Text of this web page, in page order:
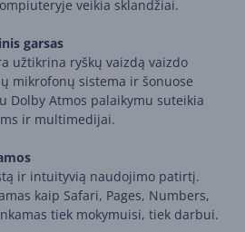
veikia sklandžiai.
garsas
užtikrina ryškų vaizdą vaizdo
mikrofonų sistema ir šonuose
Dolby Atmos palaikymu suteikia
ir multimedijai.
ir intuityvią naudojimo patirtį.
kaip Safari, Pages, Numbers,
tiek mokymuisi, tiek darbui.